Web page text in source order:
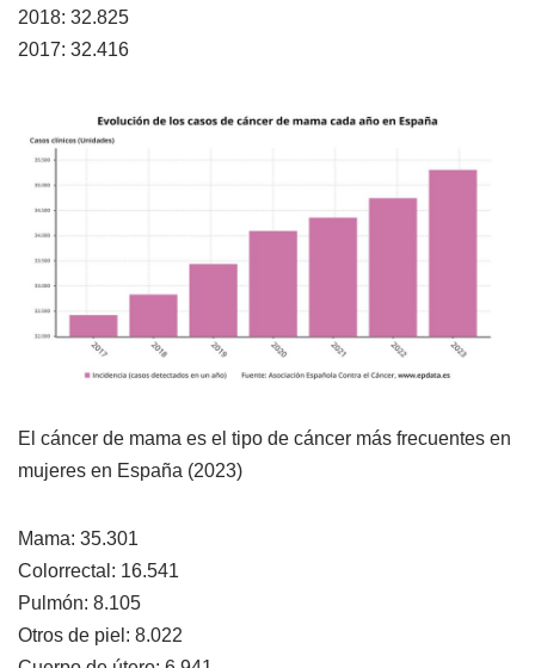
2018: 32.825
2017: 32.416
El cáncer de mama es el tipo de cáncer más frecuentes en
mujeres en España (2023)
Mama: 35.301
Colorrectal: 16.541
Pulmón: 8.105
Otros de piel: 8.022